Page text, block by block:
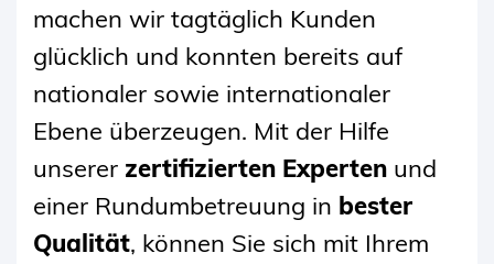
machen wir tagtäglich Kunden
glücklich und konnten bereits auf
nationaler sowie internationaler
Ebene überzeugen. Mit der Hilfe
unserer zertifizierten Experten und
einer Rundumbetreuung in bester
Qualität, können Sie sich mit Ihrem